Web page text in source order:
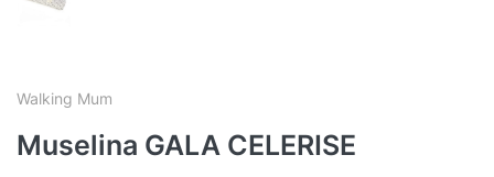
Walking Mum
Muselina GALA CELERISE